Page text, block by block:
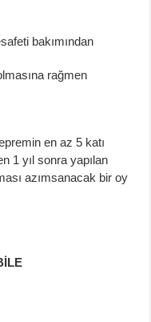
bakımından
rağmen
en az 5 katı
1 yıl sonra yapılan
azımsanacak bir oy